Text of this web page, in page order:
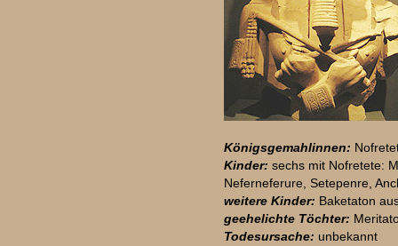
Königsgemahlinnen:
Kinder: sechs mit Nofretete:
Neferneferure, Setepenre,
weitere Kinder: Baketaton
geehelichte Töchter:
Todesursache: unbekannt